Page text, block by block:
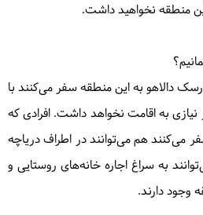
منطقه نخواهید داشت.
دالاهو به این منطقه سفر می‌کنند با
به اقامت نخواهد داشت. افرادی که
می‌کنند هم می‌توانند در اطراف دریاچه
به سراغ اجاره خانه‌های روستایی و
وجود دارند.